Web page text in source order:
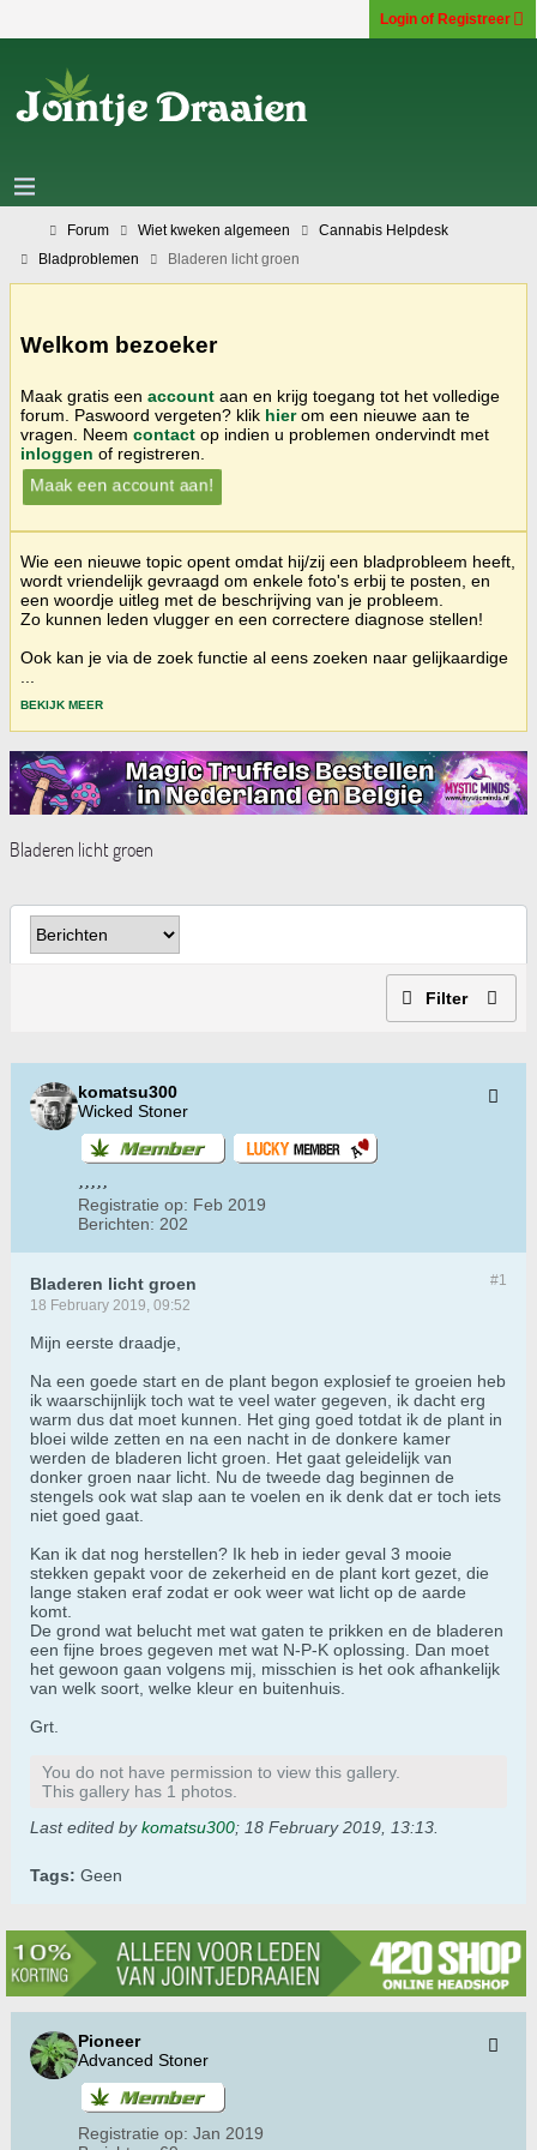
Login of Registreer
Forum Wiet kweken algemeen
Cannabis Helpdesk
Bladproblemen
Bladeren licht groen
Welkom bezoeker
Maak gratis een account aan en krijg toegang tot het volledige
forum. Paswoord vergeten? klik hierom een nieuwe aan te
vragen. Neem contact op indien u problemen ondervindt met
inloggen of registreren.
Maak een account aan!
Wie een nieuwe topic opent omdat hij/zij een bladprobleem heeft,
wordt vriendelijk gevraagd om enkele foto's erbij te posten, en
een woordje uitleg met de beschrijving van je probleem.
Zo kunnen leden vlugger en een correctere diagnose stellen!
Ook kan je via de zoek functie al eens zoeken naar gelijkaardige
BEKIJK MEER
Bladeren licht groen
Filter
komatsu300
Wicked Stoner
Registratie op: Feb 2019
Berichten: 202
#1
Bladeren licht groen
18 February 2019, 09:52
Mijn eerste draadje,
Na een goede start en de plant begon explosief te groeien heb
ik waarschijnlijk toch wat te veel water gegeven, ik dacht erg
warm dus dat moet kunnen. Het ging goed totdat ik de plant in
bloei wilde zetten en na een nacht in de donkere kamer
werden de bladeren licht groen. Het gaat geleidelijk van
donker groen naar licht. Nu de tweede dag beginnen de
stengels ook wat slap aan te voelen en ik denk dat er toch iets
niet goed gaat.
Kan ik dat nog herstellen? Ik heb in ieder geval 3 mooie
stekken gepakt voor de zekerheid en de plant kort gezet, die
lange staken eraf zodat er ook weer wat licht op de aarde
komt.
De grond wat belucht met wat gaten te prikken en de bladeren
een fijne broes gegeven met wat N-P-K oplossing. Dan moet
het gewoon gaan volgens mij, misschien is het ook afhankelijk
van welk soort, welke kleur en buitenhuis.
Grt.
You do not have permission to view this gallery.
This gallery has 1 photos.
Last edited bykomatsu300; 18 February 2019, 13:13
Tags: Geen
Pioneer
Advanced Stoner
Registratie op: Jan 2019